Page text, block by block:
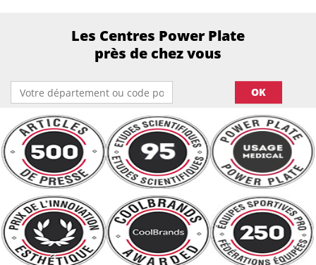
Les Centres Power Plate
près de chez vous
OK